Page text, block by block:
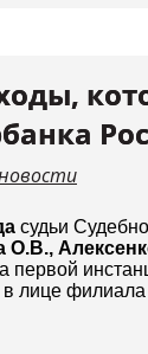
судьи
О.В.,
первой
лице